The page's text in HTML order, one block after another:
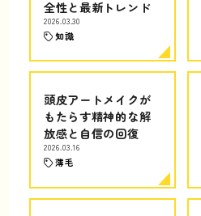
全性と最新トレンド
2026.03.30
知識
頭皮アートメイクが
もたらす精神的な解
放感と自信の回復
2026.03.16
薄毛